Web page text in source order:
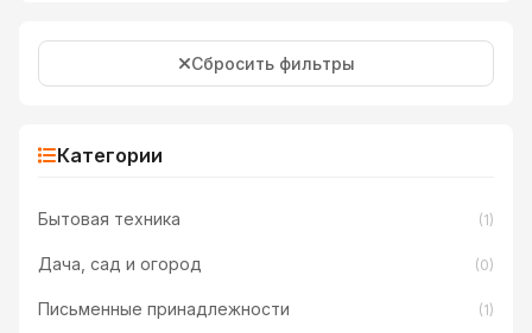
Сбросить фильтры
Категории
Бытовая техника (1)
Дача, сад и огород (0)
Письменные принадлежности (1)